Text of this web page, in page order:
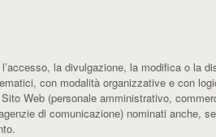
la divulgazione, la modifica o la
con modalità organizzative e con
Web (personale amministrativo,
di comunicazione) nominati anche,